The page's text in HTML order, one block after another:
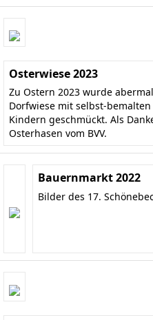
Osterwiese 2023
Zu Ostern 2023 wurde
Dorfwiese mit selbst-
Kindern geschmückt. Als
Osterhasen vom BVV.
Bauernmarkt 2022
Bilder des 17.